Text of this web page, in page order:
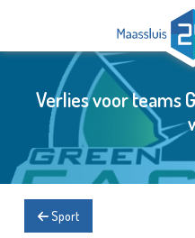
Verlies voor teams
Sport